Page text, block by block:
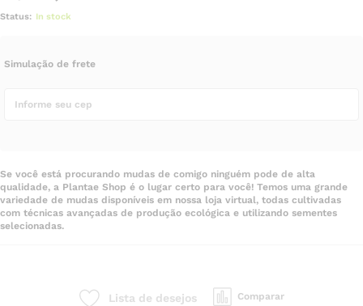
Status: In stock
Simulação de frete
Se você está procurando mudas de comigo ninguém pode de alta
qualidade, a Plantae Shop é o lugar certo para você! Temos uma grande
variedade de mudas disponíveis em nossa loja virtual, todas cultivadas
com técnicas avançadas de produção ecológica e utilizando sementes
selecionadas.
Lista de desejos Comparar